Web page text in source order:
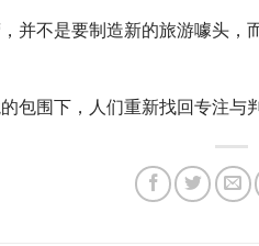
并不是要制造新的旅游噱头
包围下，人们重新找回专注与